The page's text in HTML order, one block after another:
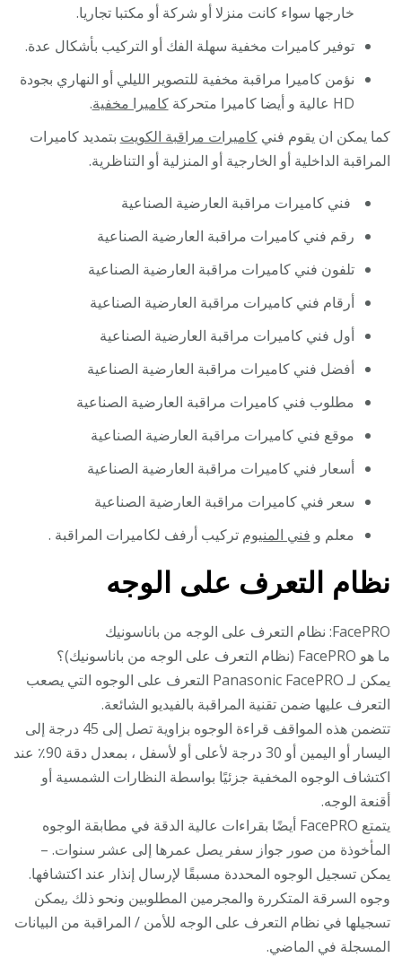
خارجها سواء كانت منزلا أو شركة أو مكتبا تجاريا.
توفير كاميرات مخفية سهلة الفك أو التركيب بأشكال عدة.
نؤمن كاميرا مراقبة مخفية للتصوير الليلي أو النهاري بجودة
HD عالية و أيضا كاميرا متحركة
كاميرا مخفية.
كما يمكن ان يقوم فنيكاميرات مراقبة الكويت بتمديد كاميرات
المراقبة الداخلية أو الخارجية أو المنزلية أو التناظرية.
فني كاميرات مراقبة العارضية الصناعية
رقم فني كاميرات مراقبة العارضية الصناعية
تلفون فني كاميرات مراقبة العارضية الصناعية
أرقام فني كاميرات مراقبة العارضية الصناعية
أول فني كاميرات مراقبة العارضية الصناعية
أفضل فني كاميرات مراقبة العارضية الصناعية
مطلوب فني كاميرات مراقبة العارضية الصناعية
موقع فني كاميرات مراقبة العارضية الصناعية
أسعار فني كاميرات مراقبة العارضية الصناعية
سعر فني كاميرات مراقبة العارضية الصناعية
معلم و فني المنيوم تركيب أرفف لكاميرات المراقبة .
نظام التعرف على الوجه
FacePRO: نظام التعرف على الوجه من باناسونيك
ما هو FacePRO (نظام التعرف على الوجه من باناسونيك)؟
يمكن لـ Panasonic FacePRO التعرف على الوجوه التي يصعب
التعرف عليها ضمن تقنية المراقبة بالفيديو الشائعة.
تتضمن هذه المواقف قراءة الوجوه بزاوية تصل إلى 45 درجة إلى
اليسار أو اليمين أو 30 درجة لأعلى أو لأسفل ، بمعدل دقة 90٪ عند
اكتشاف الوجوه المخفية جزئيًا بواسطة النظارات الشمسية أو
أقنعة الوجه.
يتمتع FacePRO أيضًا بقراءات عالية الدقة في مطابقة الوجوه
المأخوذة من صور جواز سفر يصل عمرها إلى عشر سنوات. –
يمكن تسجيل الوجوه المحددة مسبقًا لإرسال إنذار عند اكتشافها.
وجوه السرقة المتكررة والمجرمين المطلوبين ونحو ذلك ,يمكن
تسجيلها في نظام التعرف على الوجه للأمن / المراقبة من البيانات
المسجلة في الماضي.